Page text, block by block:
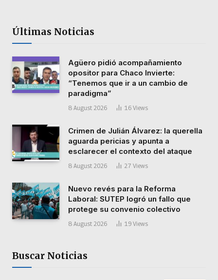
Últimas Noticias
Agüero pidió acompañamiento
opositor para Chaco Invierte:
“Tenemos que ir a un cambio de
paradigma”
8 August 2026 16 Views
Crimen de Julián Álvarez: la querella
aguarda pericias y apunta a
esclarecer el contexto del ataque
8 August 2026 27 Views
Nuevo revés para la Reforma
Laboral: SUTEP logró un fallo que
protege su convenio colectivo
8 August 2026 19 Views
Buscar Noticias